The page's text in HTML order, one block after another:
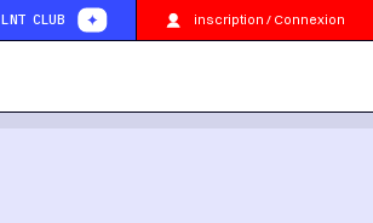
LNT CLUB inscription / Connexion